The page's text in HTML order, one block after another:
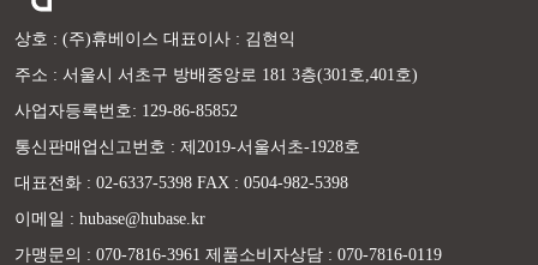
상호 : (주)휴베이스 대표이사 : 김현익
주소 : 서울시 서초구 방배중앙로 181 3층(301호,401호)
사업자등록번호: 129-86-85852
통신판매업신고번호 : 제2019-서울서초-1928호
대표전화 : 02-6337-5398 FAX : 0504-982-5398
이메일 : hubase@hubase.kr
가맹문의 : 070-7816-3961 제품소비자상담 : 070-7816-0119